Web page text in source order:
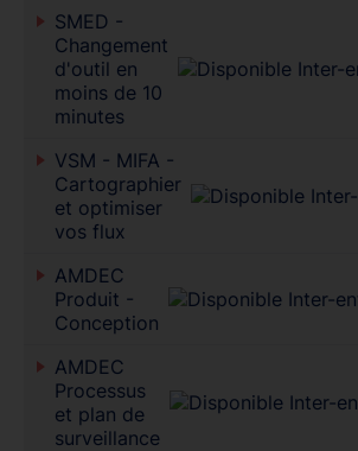
SMED -
Changement
d'outil en
moins de 10
minutes
VSM - MIFA -
Cartographier
et optimiser
vos flux
AMDEC
Produit -
Conception
AMDEC
Processus
et plan de
surveillance